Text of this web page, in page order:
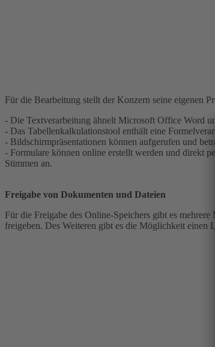
Für die Bearbeitung stellt der Konzern seine eigenen
- Die Textverarbeitung ähnelt Microsoft Office Word
- Das Tabellenkalkulationstool enthält eine
- Bildschirmpräsentationen können aufgerufen und
- Formulare können online erstellt werden und direkt
Stimmen an.
Freigabe von Dokumenten und Dateien
Für die Freigabe des Online-Speichers gibt es
freigeben. Des Weiteren gibt es die Möglichkeit einen